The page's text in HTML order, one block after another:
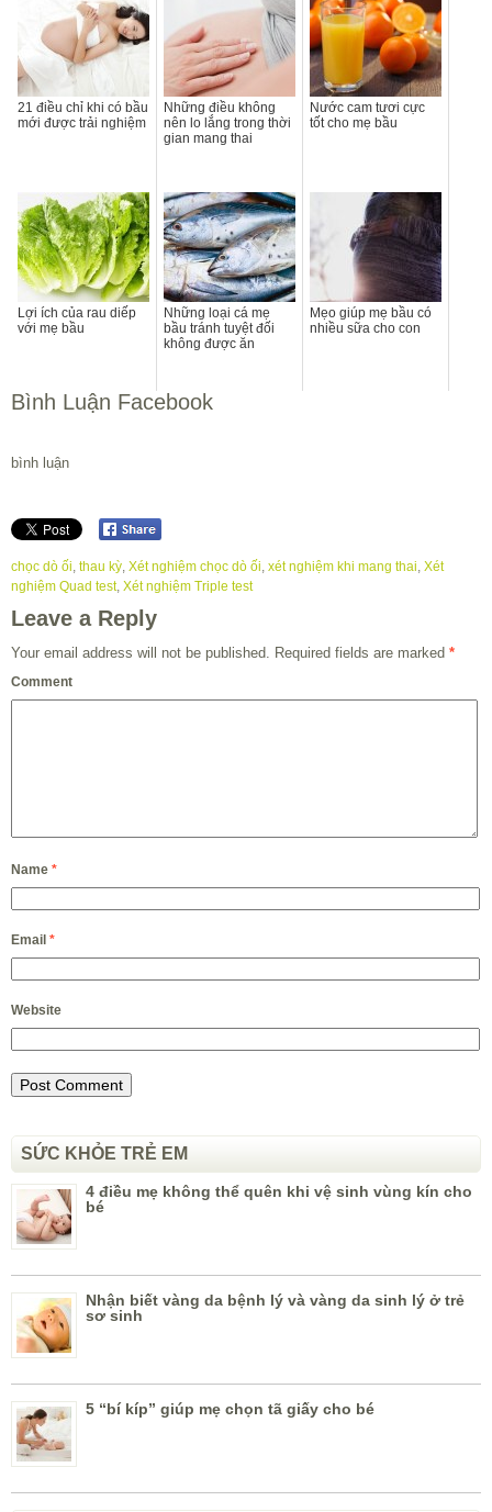
21 điều chỉ khi có bầu
mới được trải nghiệm
Những điều không
nên lo lắng trong thời
gian mang thai
Nước cam tươi cực
tốt cho mẹ bầu
Lợi ích của rau diếp
với mẹ bầu
Những loại cá mẹ
bầu tránh tuyệt đối
không được ăn
Mẹo giúp mẹ bầu có
nhiều sữa cho con
Bình Luận Facebook
bình luận
chọc dò ối, thau kỳ, Xét nghiệm chọc dò ối, xét nghiệm khi mang thai, Xét
nghiệm Quad test, Xét nghiệm Triple test
Leave a Reply
Your email address will not be published. Required fields are marked *
Comment
Name *
Email *
Website
SỨC KHỎE TRẺ EM
4 điều mẹ không thể quên khi vệ sinh vùng kín cho
bé
Nhận biết vàng da bệnh lý và vàng da sinh lý ở trẻ
sơ sinh
5 “bí kíp” giúp mẹ chọn tã giấy cho bé